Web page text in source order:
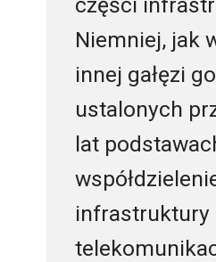
Niemniej, jak
innej gałęzi
ustalonych
lat
infrastruktury